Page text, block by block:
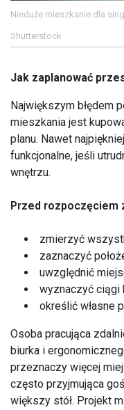
Nieduże mieszkanie dla
Shutterstock
Jak zaplanować
Największym błędem
mieszkania jest
planu. Nawet
funkcjonalne, jeśli
wnętrzu.
Przed rozpoczęciem
zmierzyć
zaznaczyć
uwzględnić
wyznaczyć ciągi
określić własne
Osoba pracująca
biurka i
przeznaczy więcej
często przyjmująca
większy stół. Projekt